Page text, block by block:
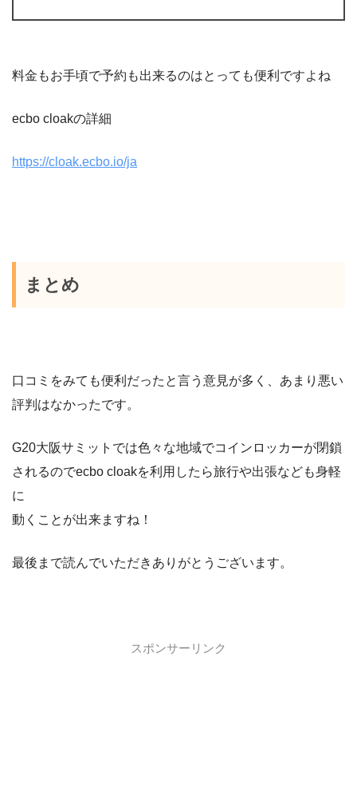
料金もお手頃で予約も出来るのはとっても便利ですよね
ecbo cloakの詳細
https://cloak.ecbo.io/ja
まとめ
口コミをみても便利だったと言う意見が多く、あまり悪い
評判はなかったです。
G20大阪サミットでは色々な地域でコインロッカーが閉鎖
されるのでecbo cloakを利用したら旅行や出張なども身軽
に
動くことが出来ますね！
最後まで読んでいただきありがとうございます。
スポンサーリンク